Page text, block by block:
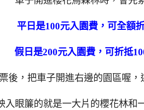
平日是100元入園費，可全額
假日是200元入園費，可折抵
後，把車子開進右邊的園區喔
入眼簾的就是一大片的櫻花林和